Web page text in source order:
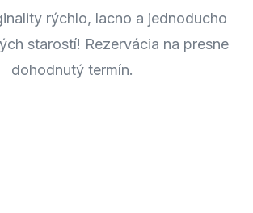
rýchlo, lacno a jednoducho
starostí! Rezervácia na presne
dohodnutý termín.